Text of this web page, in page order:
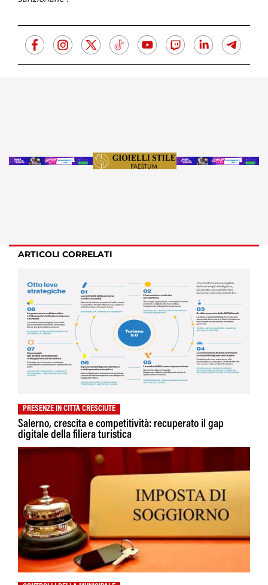
ARTICOLI CORRELATI
PRESENZE IN CITTÀ CRESCIUTE
Salerno, crescita e competitività: recuperato il gap
digitale della filiera turistica